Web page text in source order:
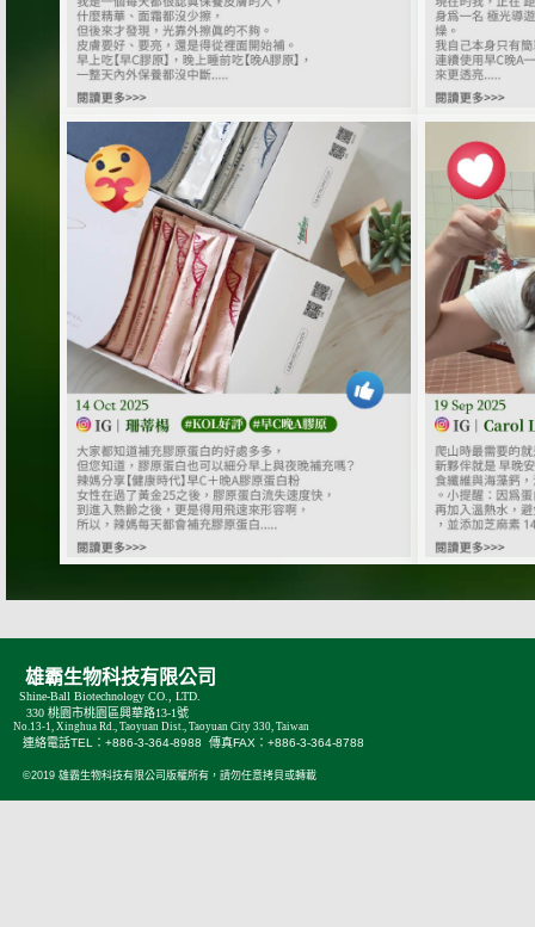
雄霸生物科技有限公司
Shine-Ball Biotechnology CO., LTD.
330 桃園市桃園區興華路13-1號
No.13-1, Xinghua Rd., Taoyuan Dist., Taoyuan City 330, Taiwan
連絡電話TEL：+886-3-364-8988 傳真FAX：+886-3-364-8788
©2019 雄霸生物科技有限公司版權所有，請勿任意拷貝或轉載